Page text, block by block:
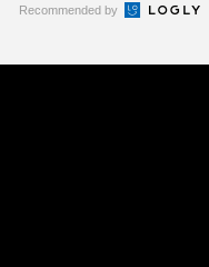
Recommended by